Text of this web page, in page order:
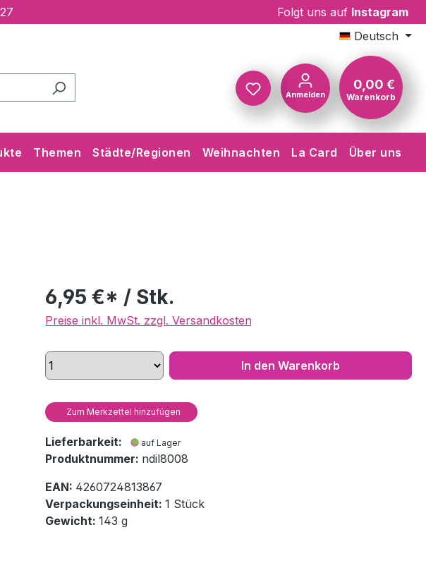
Folgt uns auf Instagram
Deutsch
Anmelden
0,00 €
Warenkorb
Themen Städte/Regionen Weihnachten La Card Über uns
6,95 €* / Stk.
Preise inkl. MwSt. zzgl. Versandkosten
In den Warenkorb
Zum Merkzettel hinzufügen
Lieferbarkeit: auf Lager
Produktnummer: ndil8008
EAN: 4260724813867
Verpackungseinheit: 1 Stück
Gewicht: 143 g